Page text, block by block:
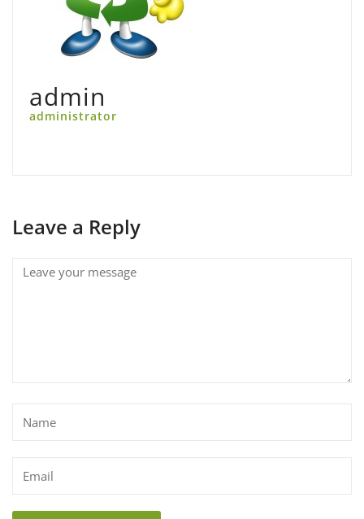
admin
administrator
Leave a Reply